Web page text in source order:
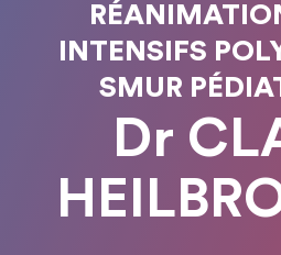
INTENSIFS
SMUR
Dr